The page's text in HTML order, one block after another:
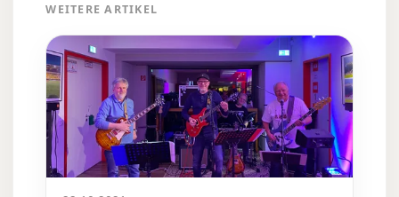
WEITERE ARTIKEL